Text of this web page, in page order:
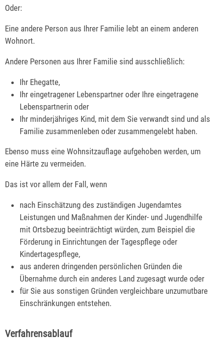
Oder:
Eine andere Person aus Ihrer Familie lebt an einem anderen
Wohnort.
Andere Personen aus Ihrer Familie sind ausschließlich:
Ihr Ehegatte,
Ihr eingetragener Lebenspartner oder Ihre eingetragene
Lebenspartnerin oder
Ihr minderjähriges Kind, mit dem Sie verwandt sind und als
Familie zusammenleben oder zusammengelebt haben.
Ebenso muss eine Wohnsitzauflage aufgehoben werden, um
eine Härte zu vermeiden.
Das ist vor allem der Fall, wenn
nach Einschätzung des zuständigen Jugendamtes
Leistungen und Maßnahmen der Kinder- und Jugendhilfe
mit Ortsbezug beeinträchtigt würden, zum Beispiel die
Förderung in Einrichtungen der Tagespflege oder
Kindertagespflege,
aus anderen dringenden persönlichen Gründen die
Übernahme durch ein anderes Land zugesagt wurde oder
für Sie aus sonstigen Gründen vergleichbare unzumutbare
Einschränkungen entstehen.
Verfahrensablauf